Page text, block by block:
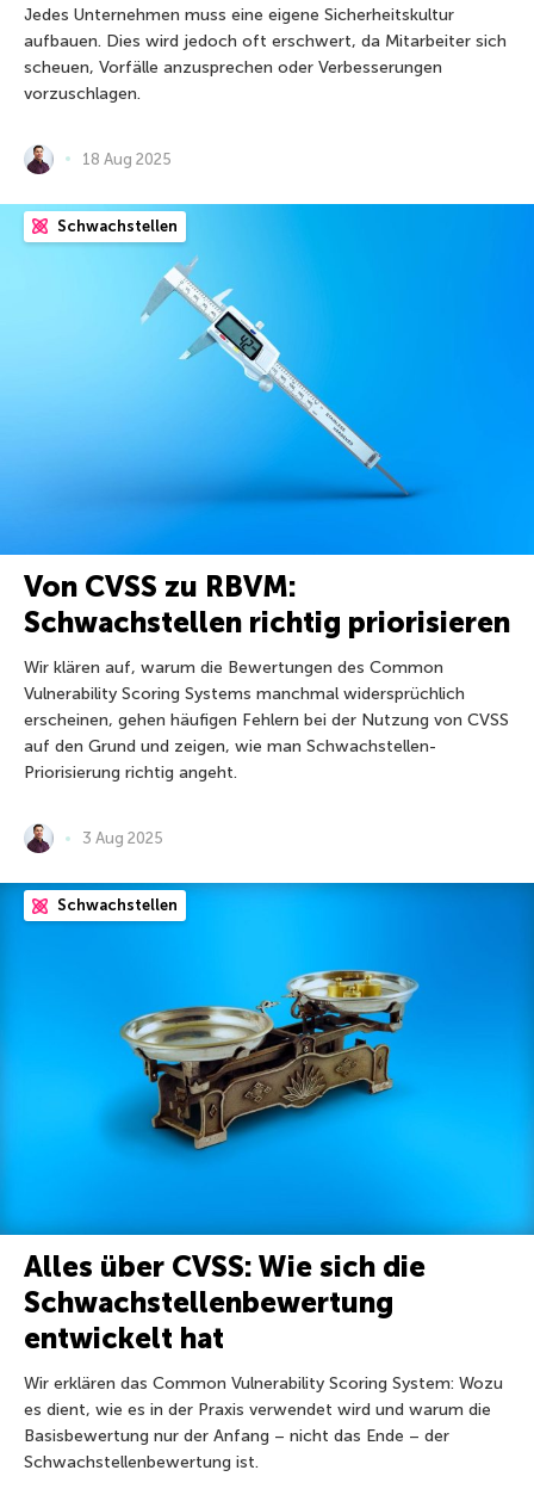
Jedes Unternehmen muss eine eigene Sicherheitskultur
aufbauen. Dies wird jedoch oft erschwert, da Mitarbeiter sich
scheuen, Vorfälle anzusprechen oder Verbesserungen
vorzuschlagen.
18 Aug 2025
Schwachstellen
Von CVSS zu RBVM:
Schwachstellen richtig priorisieren
Wir klären auf, warum die Bewertungen des Common
Vulnerability Scoring Systems manchmal widersprüchlich
erscheinen, gehen häufigen Fehlern bei der Nutzung von CVSS
auf den Grund und zeigen, wie man Schwachstellen-
Priorisierung richtig angeht.
3 Aug 2025
Schwachstellen
Alles über CVSS: Wie sich die
Schwachstellenbewertung
entwickelt hat
Wir erklären das Common Vulnerability Scoring System: Wozu
es dient, wie es in der Praxis verwendet wird und warum die
Basisbewertung nur der Anfang – nicht das Ende – der
Schwachstellenbewertung ist.